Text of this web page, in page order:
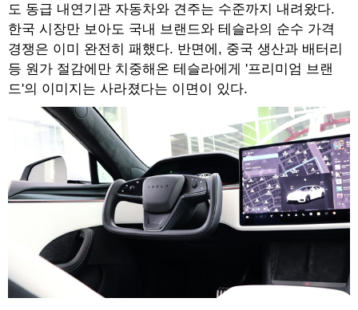
도 동급 내연기관 자동차와 견주는 수준까지 내려왔다.
한국 시장만 보아도 국내 브랜드와 테슬라의 순수 가격
경쟁은 이미 완전히 패했다. 반면에, 중국 생산과 배터리
등 원가 절감에만 치중해온 테슬라에게 '프리미엄 브랜
드'의 이미지는 사라졌다는 이면이 있다.